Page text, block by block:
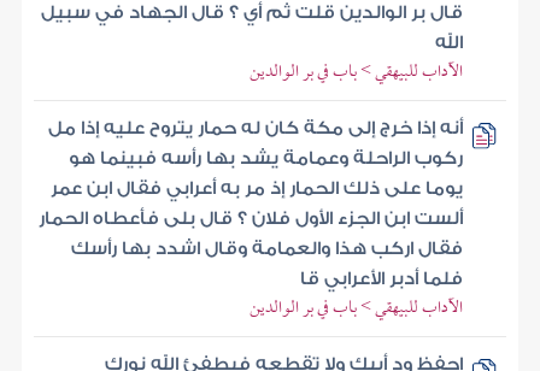
قال بر الوالدين قلت ثم أي ؟ قال الجهاد في سبيل
الله
الآداب للبيهقي > باب في بر الوالدين
أنه إذا خرج إلى مكة كان له حمار يتروح عليه إذا مل
ركوب الراحلة وعمامة يشد بها رأسه فبينما هو
يوما على ذلك الحمار إذ مر به أعرابي فقال ابن عمر
ألست ابن الجزء الأول فلان ؟ قال بلى فأعطاه الحمار
فقال اركب هذا والعمامة وقال اشدد بها رأسك
فلما أدبر الأعرابي قا
الآداب للبيهقي > باب في بر الوالدين
احفظ ود أبيك ولا تقطعه فيطفئ الله نورك